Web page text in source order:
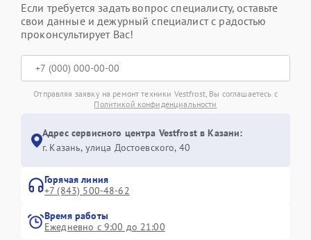
Если требуется задать вопрос специалисту, оставьте
свои данные и дежурный специалист с радостью
проконсультирует Вас!
Отправляя заявку на ремонт техники Vestfrost, Вы соглашаетесь с
Политикой конфиденциальности
Адрес сервисного центра Vestfrost в Казани:
г. Казань, улица Достоевского, 40
Горячая линия
+7 (843) 500-48-62
Время работы
Ежедневно с 9:00 до 21:00